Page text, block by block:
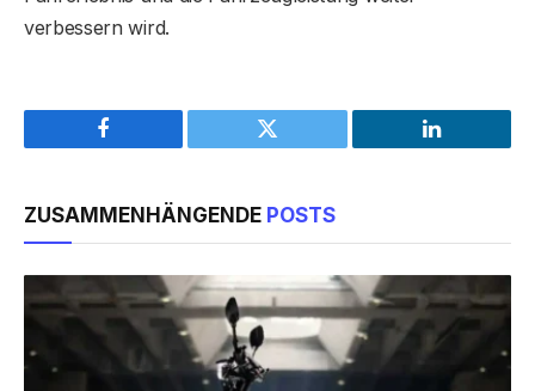
verbessern wird.
Facebook Twitter LinkedIn
ZUSAMMENHÄNGENDE POSTS